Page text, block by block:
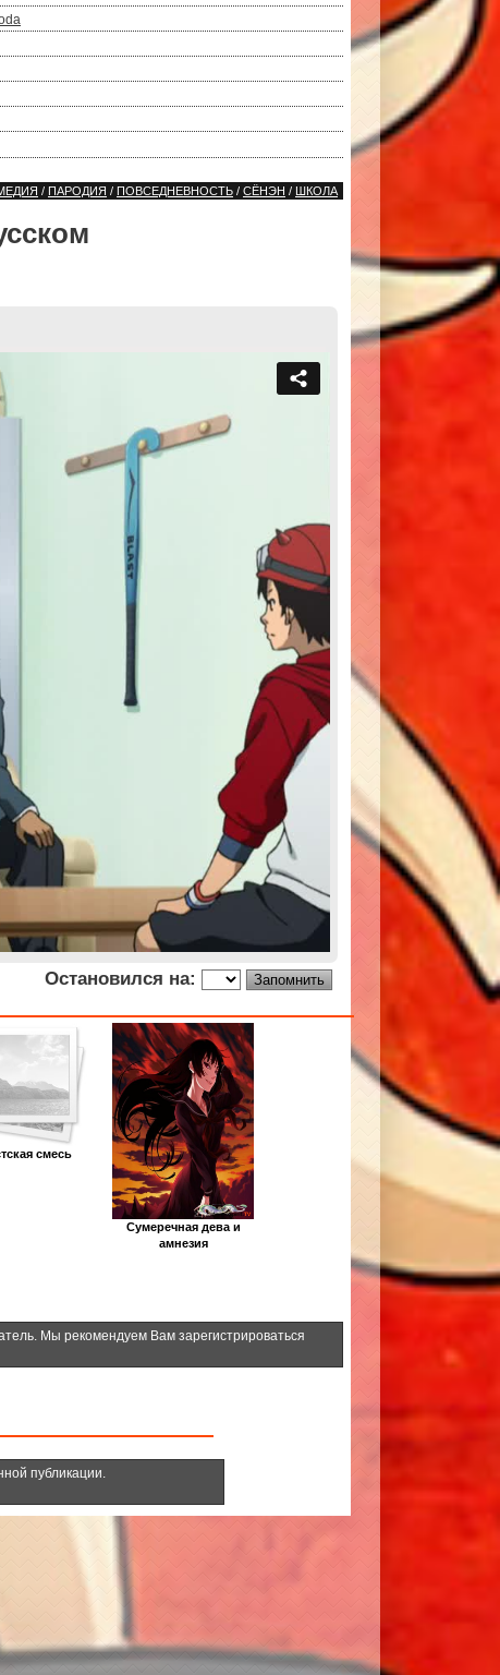
/ ПАРОДИЯ / ПОВСЕДНЕВНОСТЬ / СЁНЭН / ШКОЛА
Остановился на:
смесь
Сумеречная дева и
амнезия
Мы рекомендуем Вам зарегистрироваться
публикации.